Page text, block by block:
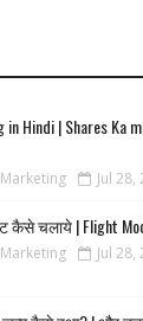
in Hindi | Shares Ka
Jul 28,
कैसे चलाये | Flight
Jul 28,